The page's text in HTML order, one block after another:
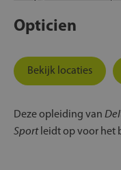
Opticien
Bekijk locaties
Deze opleiding van
Sportleidt op voor het